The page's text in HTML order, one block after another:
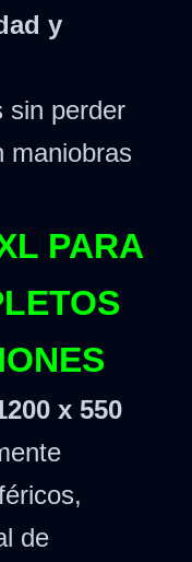
y
sin perder
maniobras
PARA
x 550
de